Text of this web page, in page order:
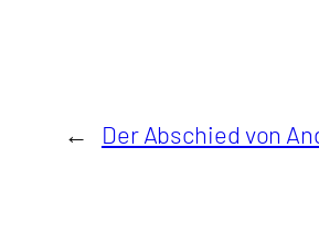
← Der Abschied von